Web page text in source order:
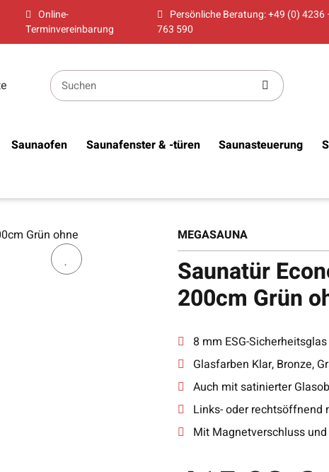
Online-
Terminvereinbarung
Persönliche Beratung: +49 (0) 4236
763 590
Saunaofen Saunafenster & -türen Saunasteuerung
MEGASAUNA
Saunatür
200cm Grün
8 mm ESG-
Glasfarben Klar, Bronze,
Auch mit satinierter
Links- oder rechtsöffnend
Mit Magnetverschluss